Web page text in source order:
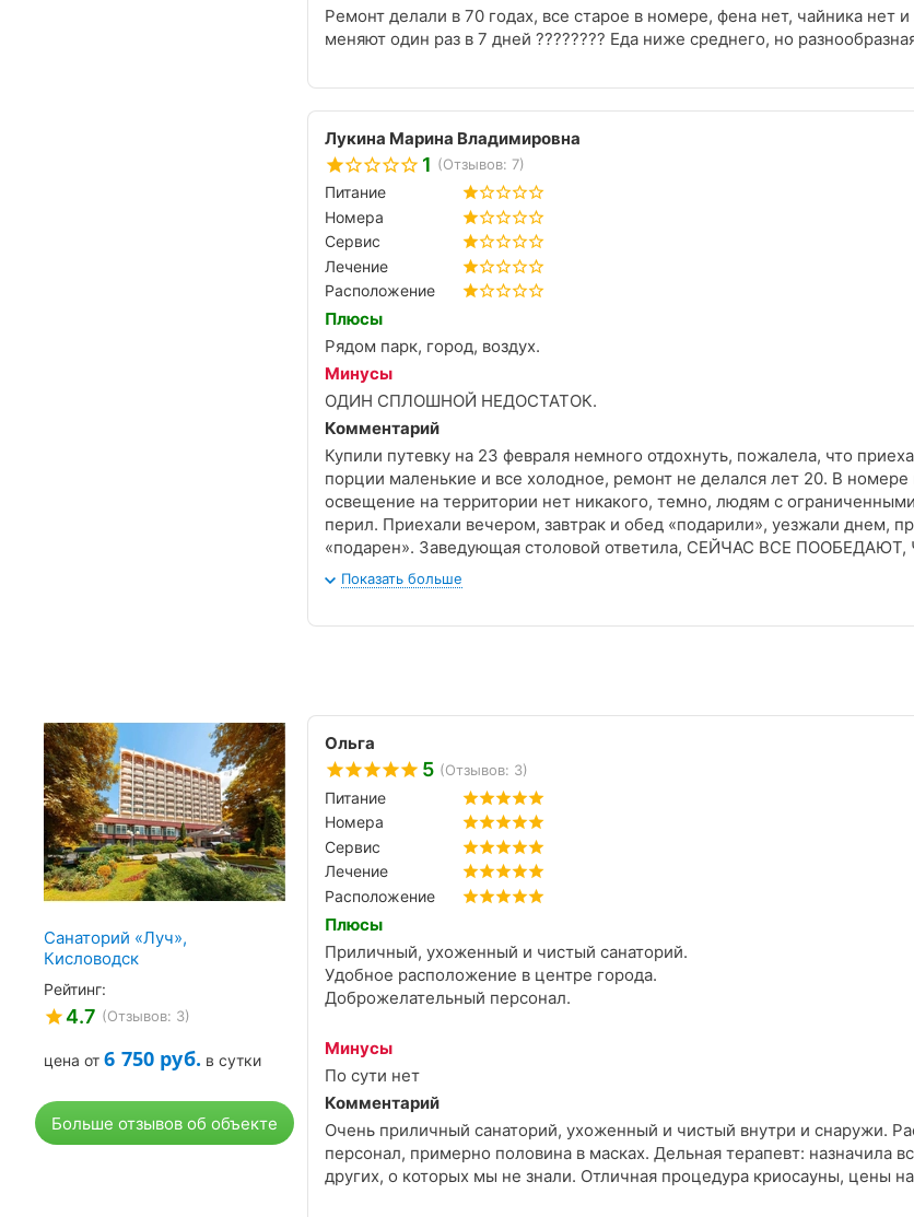
Ремонт делали в 70 годах, все старое в номере, фена нет, чайника нет
меняют один раз в 7 дней ???????? Еда ниже среднего, но
Лукина Марина Владимировна
1 (Отзывов: 7)
Питание
Номера
Сервис
Лечение
Расположение
Плюсы
Рядом парк, город, воздух.
Минусы
ОДИН СПЛОШНОЙ НЕДОСТАТОК.
Комментарий
Купили путевку на 23 февраля немного отдохнуть, пожалела, что
порции маленькие и все холодное, ремонт не делался лет 20. В
освещение на территории нет никакого, темно, людям с
перил. Приехали вечером, завтрак и обед «подарили», уезжали днем,
«подарен». Заведующая столовой ответила, СЕЙЧАС ВСЕ
не было в моей жизни.
Показать больше
Санаторий «Луч»,
Кисловодск
Рейтинг:
4.7 (Отзывов: 3)
цена от 6 750 руб. в сутки
Больше отзывов об объекте
Ольга
5 (Отзывов: 3)
Питание
Номера
Сервис
Лечение
Расположение
Плюсы
Приличный, ухоженный и чистый санаторий.
Удобное расположение в центре города.
Доброжелательный персонал.
Минусы
По сути нет
Комментарий
Очень приличный санаторий, ухоженный и чистый внутри и снаружи.
персонал, примерно половина в масках. Дельная терапевт: назначила
других, о которых мы не знали. Отличная процедура криосауны, цены